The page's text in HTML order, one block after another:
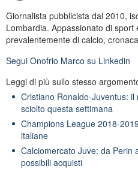
Giornalista pubblicista dal 2010,
Lombardia. Appassionato di sport
prevalentemente di calcio,
Segui Onofrio Marco su Linkedin
Leggi di più sullo stesso
Cristiano Ronaldo-Juventus:
sciolto questa settimana
Champions League 2018-
italiane
Calciomercato Juve: da Perin
possibili acquisti